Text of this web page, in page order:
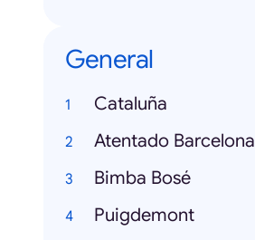
General
Cataluña
Atentado Barcelona
Bimba Bosé
Puigdemont